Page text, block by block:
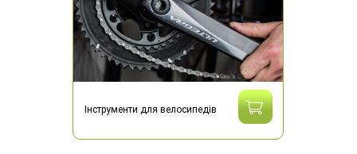
Інструменти для велосипедів